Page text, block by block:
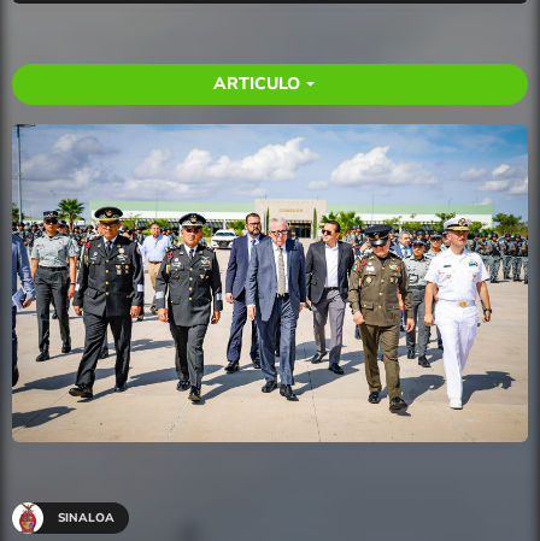
ARTICULO arrow_drop_down
SINALOA